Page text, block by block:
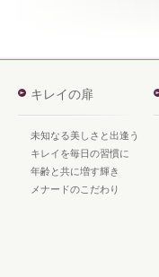
キレイの扉
未知なる美しさと出逢う
キレイを毎日の習慣に
年齢と共に増す輝き
メナードのこだわり